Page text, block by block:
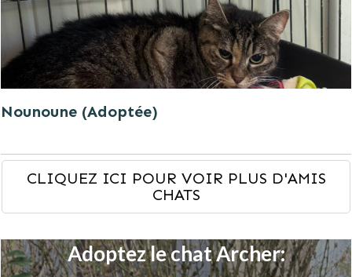
Nounoune (Adoptée)
CLIQUEZ ICI POUR VOIR PLUS D'AMIS
CHATS
Adoptez le chat Archer: